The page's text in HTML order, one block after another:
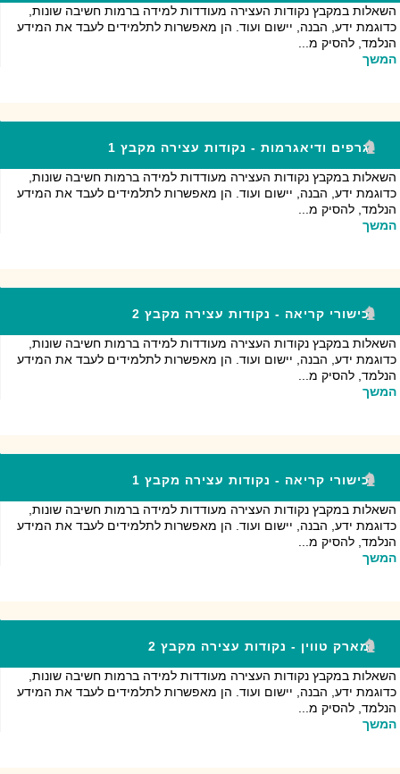
השאלות במקבץ נקודות העצירה מעודדות למידה ברמות חשיבה שונות,
כדוגמת ידע, הבנה, יישום ועוד. הן מאפשרות לתלמידים לעבד את המידע
הנלמד, להסיק מ...
המשך
גרפים ודיאגרמות - נקודות עצירה מקבץ 1
השאלות במקבץ נקודות העצירה מעודדות למידה ברמות חשיבה שונות,
כדוגמת ידע, הבנה, יישום ועוד. הן מאפשרות לתלמידים לעבד את המידע
הנלמד, להסיק מ...
המשך
כישורי קריאה - נקודות עצירה מקבץ 2
השאלות במקבץ נקודות העצירה מעודדות למידה ברמות חשיבה שונות,
כדוגמת ידע, הבנה, יישום ועוד. הן מאפשרות לתלמידים לעבד את המידע
הנלמד, להסיק מ...
המשך
כישורי קריאה - נקודות עצירה מקבץ 1
השאלות במקבץ נקודות העצירה מעודדות למידה ברמות חשיבה שונות,
כדוגמת ידע, הבנה, יישום ועוד. הן מאפשרות לתלמידים לעבד את המידע
הנלמד, להסיק מ...
המשך
מארק טווין - נקודות עצירה מקבץ 2
השאלות במקבץ נקודות העצירה מעודדות למידה ברמות חשיבה שונות,
כדוגמת ידע, הבנה, יישום ועוד. הן מאפשרות לתלמידים לעבד את המידע
הנלמד, להסיק מ...
המשך